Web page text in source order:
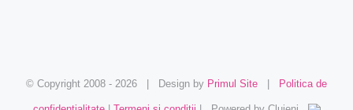
© Copyright 2008 - 2026 | Design by Primul Site Politica de